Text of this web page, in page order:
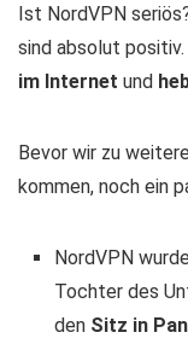
Ist NordVPN
sind absolut
im Internet und
Bevor wir zu
kommen, noch ein
NordVPN
Tochter des
den Sitz in